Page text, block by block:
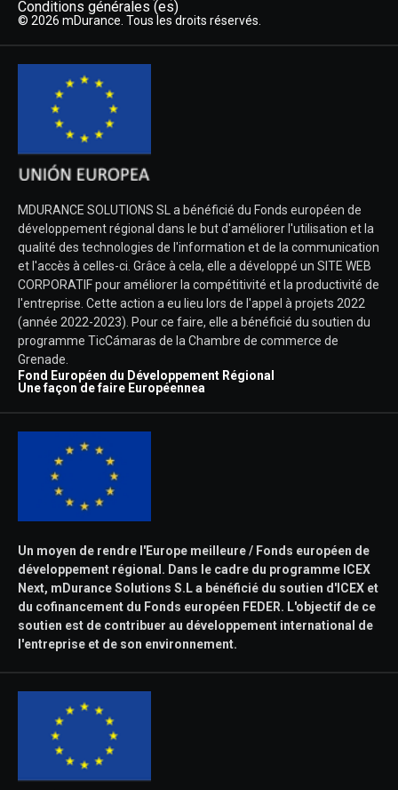
Conditions générales (es)
© 2026 mDurance. Tous les droits réservés.
MDURANCE SOLUTIONS SL a bénéficié du Fonds européen de
développement régional dans le but d'améliorer l'utilisation et la
qualité des technologies de l'information et de la communication
et l'accès à celles-ci. Grâce à cela, elle a développé un SITE WEB
CORPORATIF pour améliorer la compétitivité et la productivité de
l'entreprise. Cette action a eu lieu lors de l'appel à projets 2022
(année 2022-2023). Pour ce faire, elle a bénéficié du soutien du
programme TicCámaras de la Chambre de commerce de
Grenade.
Fond Européen du Développement Régional
Une façon de faire Européennea
Un moyen de rendre l'Europe meilleure / Fonds européen de
développement régional. Dans le cadre du programme ICEX
Next, mDurance Solutions S.L a bénéficié du soutien d'ICEX et
du cofinancement du Fonds européen FEDER. L'objectif de ce
soutien est de contribuer au développement international de
l'entreprise et de son environnement.